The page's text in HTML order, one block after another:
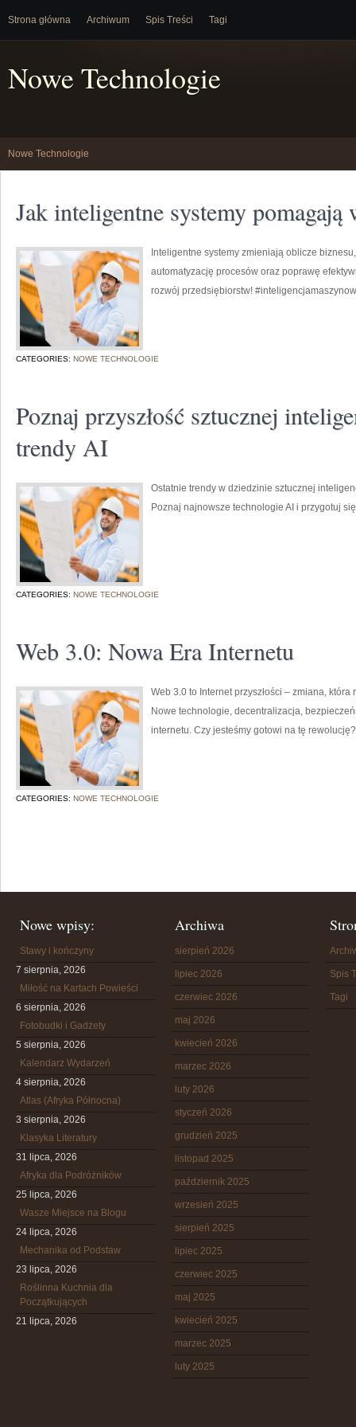
Strona główna Archiwum Spis Treści Tagi
Nowe Technologie
Nowe Technologie
Jak inteligentne systemy
Inteligentne systemy zmieniają oblicze
automatyzację procesów oraz poprawę
rozwój przedsiębiorstw!
CATEGORIES: NOWE TECHNOLOGIE
Poznaj przyszłość sztucznej
trendy AI
Ostatnie trendy w dziedzinie sztucznej
Poznaj najnowsze technologie AI i przygotuj
CATEGORIES: NOWE TECHNOLOGIE
Web 3.0: Nowa Era Internetu
Web 3.0 to Internet przyszłości – zmiana,
Nowe technologie, decentralizacja,
internetu. Czy jesteśmy gotowi na tę
CATEGORIES: NOWE TECHNOLOGIE
Nowe wpisy:
Stawy i kończyny
7 sierpnia, 2026
Miłość na Kartach Powieści
6 sierpnia, 2026
Fotobudki i Gadżety
5 sierpnia, 2026
Kalendarz Wydarzeń
4 sierpnia, 2026
Atlas (Afryka Północna)
3 sierpnia, 2026
Klasyka Literatury
31 lipca, 2026
Afryka dla Podróżników
25 lipca, 2026
Wasze Miejsce na Blogu
24 lipca, 2026
Mechanika od Podstaw
23 lipca, 2026
Roślinna Kuchnia dla
Początkujących
21 lipca, 2026
Archiwa
sierpień 2026
lipiec 2026
czerwiec 2026
maj 2026
kwiecień 2026
marzec 2026
luty 2026
styczeń 2026
grudzień 2025
listopad 2025
październik 2025
wrzesień 2025
sierpień 2025
lipiec 2025
czerwiec 2025
maj 2025
kwiecień 2025
marzec 2025
luty 2025
Spis
Tagi